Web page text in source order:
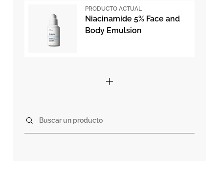
PRODUCTO ACTUAL
Niacinamide 5% Face and
Body Emulsion
Buscar un producto